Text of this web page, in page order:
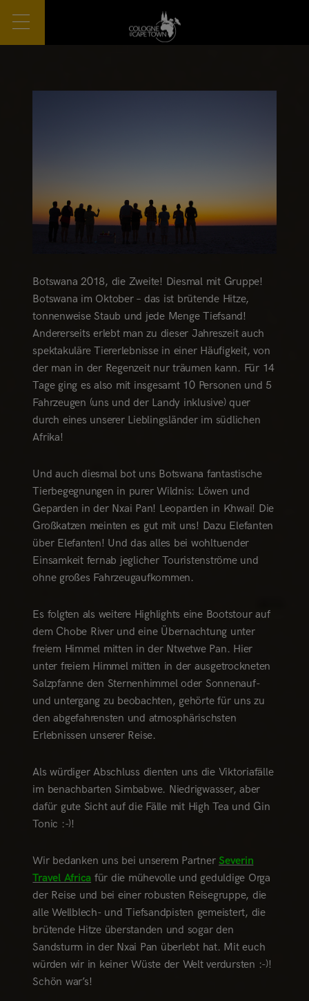
Botswana 2018, die Zweite! Diesmal mit Gruppe!
Botswana im Oktober – das ist brütende Hitze,
tonnenweise Staub und jede Menge Tiefsand!
Andererseits erlebt man zu dieser Jahreszeit auch
spektakuläre Tiererlebnisse in einer Häufigkeit, von
der man in der Regenzeit nur träumen kann. Für 14
Tage ging es also mit insgesamt 10 Personen und 5
Fahrzeugen (uns und der Landy inklusive) quer
durch eines unserer Lieblingsländer im südlichen
Afrika!
Und auch diesmal bot uns Botswana fantastische
Tierbegegnungen in purer Wildnis: Löwen und
Geparden in der Nxai Pan! Leoparden in Khwai! Die
Großkatzen meinten es gut mit uns! Dazu Elefanten
über Elefanten! Und das alles bei wohltuender
Einsamkeit fernab jeglicher Touristenströme und
ohne großes Fahrzeugaufkommen.
Es folgten als weitere Highlights eine Bootstour auf
dem Chobe River und eine Übernachtung unter
freiem Himmel mitten in der Ntwetwe Pan. Hier
unter freiem Himmel mitten in der ausgetrockneten
Salzpfanne den Sternenhimmel oder Sonnenauf-
und untergang zu beobachten, gehörte für uns zu
den abgefahrensten und atmosphärischsten
Erlebnissen unserer Reise.
Als würdiger Abschluss dienten uns die Viktoriafälle
im benachbarten Simbabwe. Niedrigwasser, aber
dafür gute Sicht auf die Fälle mit High Tea und Gin
Tonic :-)!
Wir bedanken uns bei unserem PartnerSeverin
Travel Africa für die mühevolle und geduldige Orga
der Reise und bei einer robusten Reisegruppe, die
alle Wellblech- und Tiefsandpisten gemeistert, die
brütende Hitze überstanden und sogar den
Sandsturm in der Nxai Pan überlebt hat. Mit euch
würden wir in keiner Wüste der Welt verdursten :-)!
Schön war’s!